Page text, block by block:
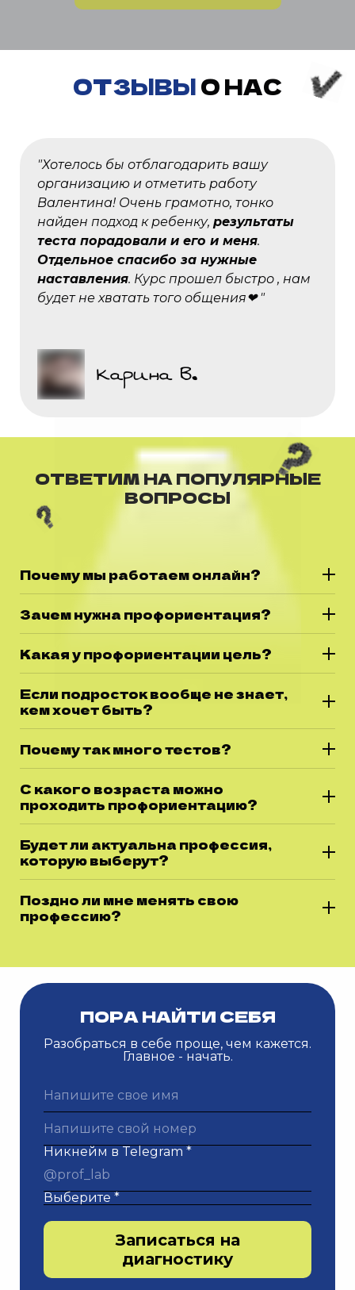
ОТЗЫВЫО НАС
"Хотелось бы отблагодарить вашу
организацию и отметить работу
Валентина! Очень грамотно, тонко
найден подход к ребенку, результаты
теста порадовали и его и меня.
Отдельное спасибо за нужные
наставления. Курс прошел быстро , нам
будет не хватать того общения❤ "
Карина В.
ОТВЕТИМ НА ПОПУЛЯРНЫЕ
ВОПРОСЫ
Почему мы работаем онлайн?
Зачем нужна профориентация?
Какая у профориентации цель?
Если подросток вообще не знает,
кем хочет быть?
Почему так много тестов?
С какого возраста можно
проходить профориентацию?
Будет ли актуальна профессия,
которую выберут?
Поздно ли мне менять свою
профессию?
ПОРА НАЙТИ СЕБЯ
Разобраться в себе проще, чем кажется.
Главное - начать.
Никнейм в Telegram *
Выберите *
Записаться на
диагностику